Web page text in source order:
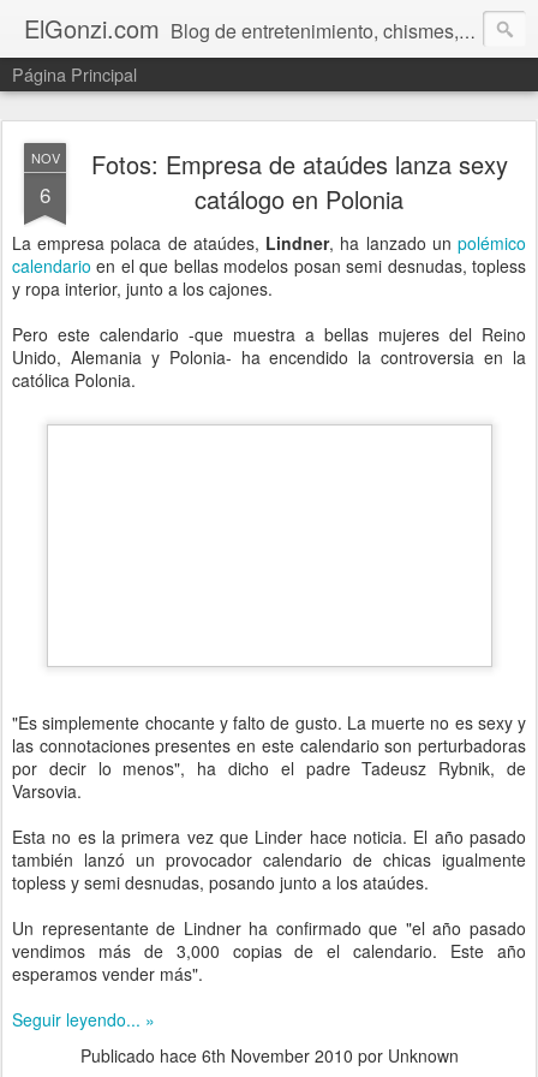
ElGonzi.com Blog de entretenimiento, chismes, humor, farándula, curiosidades, ovnis, noticias calientes, fotos, videos, paranormal y ¡más!
Página Principal
NOV
6
Fotos: Empresa de ataúdes lanza sexy
catálogo en Polonia
La empresa polaca de ataúdes, Lindner, ha lanzado unpolémico
calendario en el que bellas modelos posan semi desnudas, topless
y ropa interior, junto a los cajones.
Pero este calendario -que muestra a bellas mujeres del Reino
Unido, Alemania y Polonia- ha encendido la controversia en la
católica Polonia.
"Es simplemente chocante y falto de gusto. La muerte no es sexy y
las connotaciones presentes en este calendario son perturbadoras
por decir lo menos", ha dicho el padre Tadeusz Rybnik, de
Varsovia.
Esta no es la primera vez que Linder hace noticia. El año pasado
también lanzó un provocador calendario de chicas igualmente
topless y semi desnudas, posando junto a los ataúdes.
Un representante de Lindner ha confirmado que "el año pasado
vendimos más de 3,000 copias de el calendario. Este año
esperamos vender más".
Seguir leyendo... »
Publicado hace 6th November 2010 por Unknown